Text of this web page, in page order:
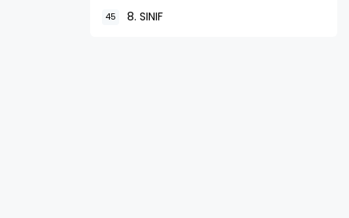
45 8. SINIF